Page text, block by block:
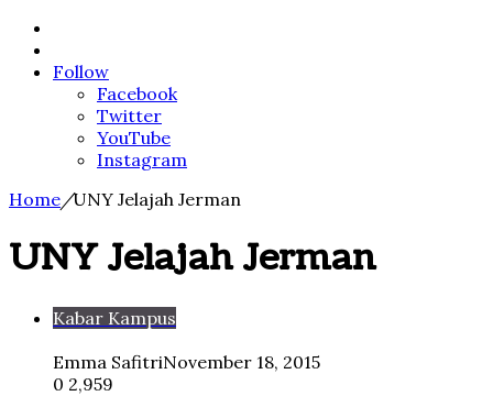
Follow
Facebook
Twitter
YouTube
Instagram
Home/UNY Jelajah Jerman
UNY Jelajah Jerman
Kabar Kampus
Emma SafitriNovember 18, 2015
0 2,959